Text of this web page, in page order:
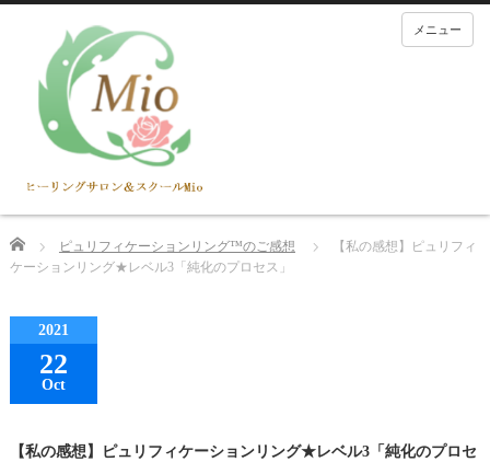
メニュー
Home ピュリフィケーションリング™のご感想
【私の感想】ピュリフィ
ケーションリング★レベル3「純化のプロセス」
2021
22
Oct
【私の感想】ピュリフィケーションリング★レベル3「純化のプロセ